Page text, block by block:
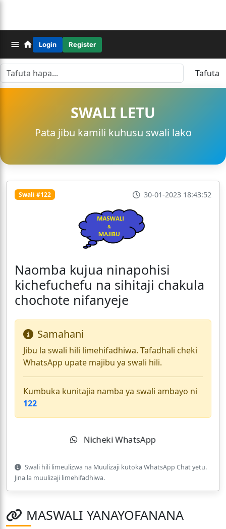
Login Register
Tafuta
SWALI LETU
Pata jibu kamili kuhusu swali lako
Swali #122 30-01-2023 18:43:52
Naomba kujua ninapohisi
kichefuchefu na sihitaji chakula
chochote nifanyeje
Samahani
Jibu la swali hili limehifadhiwa. Tafadhali cheki
WhatsApp upate majibu ya swali hili.
Kumbuka kunitajia namba ya swali ambayo ni
122
Nicheki WhatsApp
Swali hili limeulizwa na Muulizaji kutoka WhatsApp Chat yetu.
Jina la muulizaji limehifadhiwa.
MASWALI YANAYOFANANA